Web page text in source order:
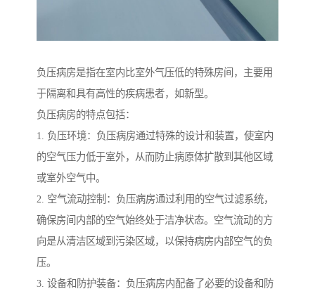
负压病房是指在室内比室外气压低的特殊房间，主要用
于隔离和具有高性的疾病患者，如新型。
负压病房的特点包括：
1. 负压环境：负压病房通过特殊的设计和装置，使室内
的空气压力低于室外，从而防止病原体扩散到其他区域
或室外空气中。
2. 空气流动控制：负压病房通过利用的空气过滤系统，
确保房间内部的空气始终处于洁净状态。空气流动的方
向是从清洁区域到污染区域，以保持病房内部空气的负
压。
3. 设备和防护装备：负压病房内配备了必要的设备和防